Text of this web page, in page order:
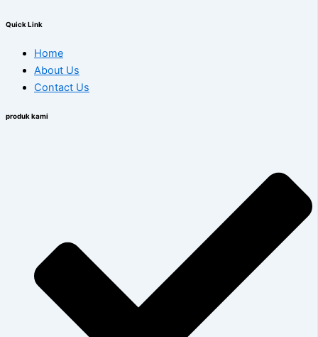
Quick Link
Home
About Us
Contact Us
produk kami